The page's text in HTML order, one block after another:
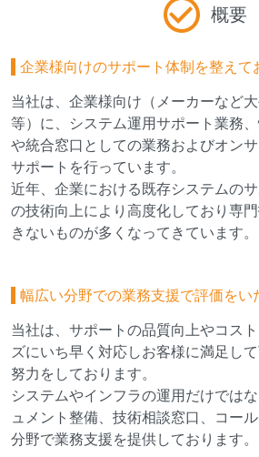
概要
企業様向けのサポート体制を整えて
当社は、企業様向け（メーカーなど
等）に、システム運用サポート業務
や統合窓口としての業務およびオン
サポートを行っています。
近年、企業における既存システムの
の技術向上により高度化しており専
きないものが多くなってきています。
幅広い分野での業務支援で評価をい
当社は、サポートの品質向上やコス
ズにいち早く対応しお客様に満足し
努力をしております。
システムやインフラの運用だけでは
ュメント整備、技術相談窓口、コー
分野で業務支援を提供しております。